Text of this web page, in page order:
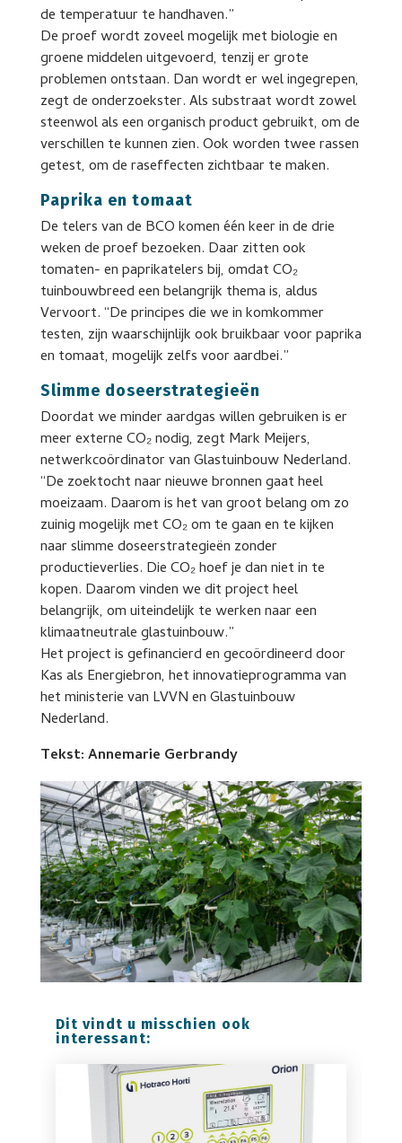
de temperatuur te handhaven.”
De proef wordt zoveel mogelijk met biologie en
groene middelen uitgevoerd, tenzij er grote
problemen ontstaan. Dan wordt er wel ingegrepen,
zegt de onderzoekster. Als substraat wordt zowel
steenwol als een organisch product gebruikt, om de
verschillen te kunnen zien. Ook worden twee rassen
getest, om de raseffecten zichtbaar te maken.
Paprika en tomaat
De telers van de BCO komen één keer in de drie
weken de proef bezoeken. Daar zitten ook
tomaten- en paprikatelers bij, omdat CO₂
tuinbouwbreed een belangrijk thema is, aldus
Vervoort. “De principes die we in komkommer
testen, zijn waarschijnlijk ook bruikbaar voor paprika
en tomaat, mogelijk zelfs voor aardbei.”
Slimme doseerstrategieën
Doordat we minder aardgas willen gebruiken is er
meer externe CO₂ nodig, zegt Mark Meijers,
netwerkcoördinator van Glastuinbouw Nederland.
“De zoektocht naar nieuwe bronnen gaat heel
moeizaam. Daarom is het van groot belang om zo
zuinig mogelijk met CO₂ om te gaan en te kijken
naar slimme doseerstrategieën zonder
productieverlies. Die CO₂ hoef je dan niet in te
kopen. Daarom vinden we dit project heel
belangrijk, om uiteindelijk te werken naar een
klimaatneutrale glastuinbouw.”
Het project is gefinancierd en gecoördineerd door
Kas als Energiebron, het innovatieprogramma van
het ministerie van LVVN en Glastuinbouw
Nederland.
Tekst: Annemarie Gerbrandy
Dit vindt u misschien ook
interessant: